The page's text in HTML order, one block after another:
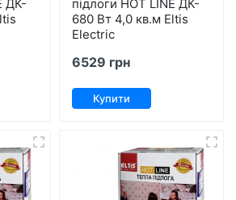
ДК-
підлоги HOT LINE ДК-
680 Вт 4,0 кв.м Eltis
Electric
6529 грн
Купити